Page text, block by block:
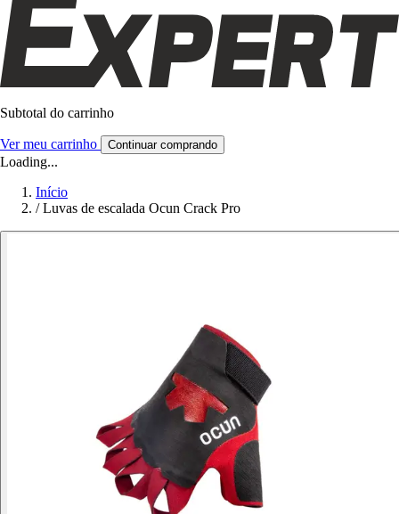
Subtotal do carrinho
Ver meu carrinho Continuar comprando
Loading...
Início
/ Luvas de escalada Ocun Crack Pro